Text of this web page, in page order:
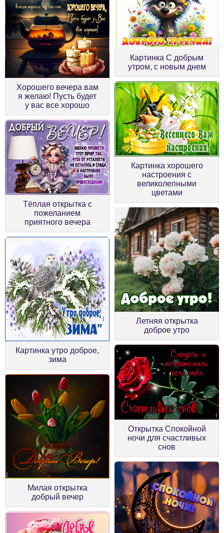
Хорошего вечера вам
я желаю! Пусть будет
у вас все хорошо
Картинка С добрым
утром, с новым днем
Тёплая открытка с
пожеланием
приятного вечера
Картинка хорошего
настроения с
великолепными
цветами
Картинка утро доброе,
зима
Летняя открытка
доброе утро
Милая открытка
добрый вечер
Открытка Спокойной
ночи для счастливых
снов